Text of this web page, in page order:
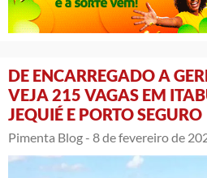
DE ENCARREGADO A
VEJA 215 VAGAS EM
JEQUIÉ E PORTO SEGURO
Pimenta Blog - 8 de fevereiro de